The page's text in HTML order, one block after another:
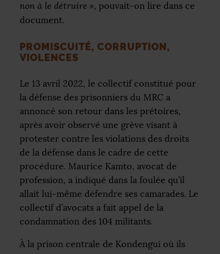
non à le détruire », pouvait-on lire dans ce
document.
PROMISCUITÉ, CORRUPTION,
VIOLENCES
Le 13 avril 2022, le collectif constitué pour
la défense des prisonniers du MRC a
annoncé son retour dans les prétoires,
après avoir observé une grève visant à
protester contre les violations des droits
de la défense dans le cadre de cette
procédure. Maurice Kamto, avocat de
profession, a indiqué dans la foulée qu’il
allait lui-même défendre ses camarades. Le
collectif d’avocats a fait appel de la
condamnation des 104 militants.
À la prison centrale de Kondengui où ils